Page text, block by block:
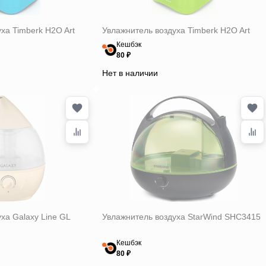
Timberk H2O Art Увлажнитель воздуха Timberk H2O Art
Кешбэк
80 ₽
Нет в наличии
Galaxy Line GL Увлажнитель воздуха StarWind SHC3415
Кешбэк
80 ₽